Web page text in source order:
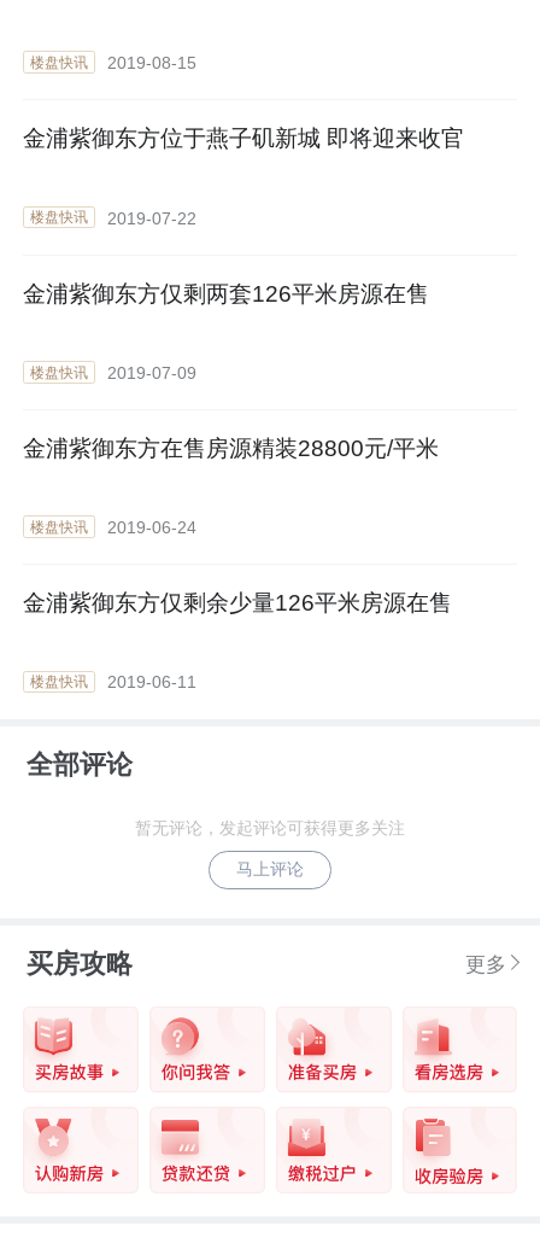
楼盘快讯 2019-08-15
金浦紫御东方位于燕子矶新城 即将迎来收官
楼盘快讯 2019-07-22
金浦紫御东方仅剩两套126平米房源在售
楼盘快讯 2019-07-09
金浦紫御东方在售房源精装28800元/平米
楼盘快讯 2019-06-24
金浦紫御东方仅剩余少量126平米房源在售
楼盘快讯 2019-06-11
全部评论
暂无评论，发起评论可获得更多关注
马上评论
买房攻略 更多